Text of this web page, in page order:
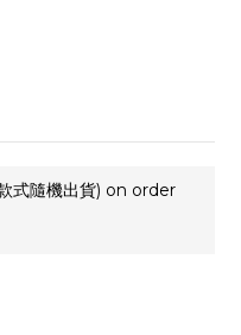
式隨機出貨) on order